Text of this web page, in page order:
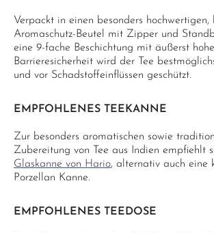
Verpackt in einen besonders hochwertigen,
Aromaschutz-Beutel mit Zipper und
eine 9-fache Beschichtung mit äußerst
Barrieresicherheit wird der Tee
und vor Schadstoffeinflüssen geschützt.
EMPFOHLENES TEEKANNE
Zur besonders aromatischen sowie
Zubereitung von Tee aus Indien empfiehlt
Glaskanne von Hario, alternativ auch eine
Porzellan Kanne.
EMPFOHLENES TEEDOSE